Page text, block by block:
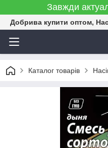
Завжди
Добрива купити оптом,
Каталог товарів